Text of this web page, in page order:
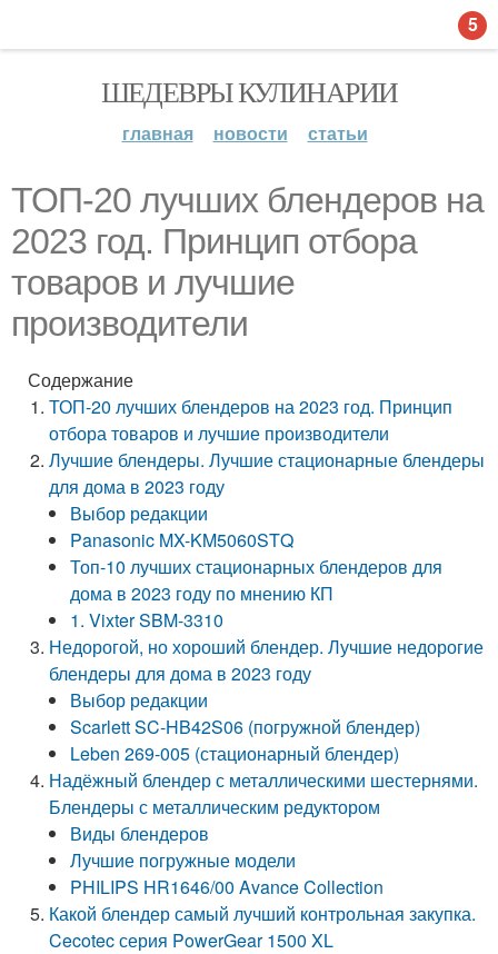
ШЕДЕВРЫ КУЛИНАРИИ
главная новости статьи
ТОП-20 лучших блендеров на
2023 год. Принцип отбора
товаров и лучшие
производители
Содержание
ТОП-20 лучших блендеров на 2023 год. Принцип
отбора товаров и лучшие производители
Лучшие блендеры. Лучшие стационарные блендеры
для дома в 2023 году
Выбор редакции
Panasonic MX-KM5060STQ
Топ-10 лучших стационарных блендеров для
дома в 2023 году по мнению КП
1. Vixter SBM-3310
Недорогой, но хороший блендер. Лучшие недорогие
блендеры для дома в 2023 году
Выбор редакции
Scarlett SC-HB42S06 (погружной блендер)
Leben 269-005 (стационарный блендер)
Надёжный блендер с металлическими шестернями.
Блендеры с металлическим редуктором
Виды блендеров
Лучшие погружные модели
PHILIPS HR1646/00 Avance Collection
Какой блендер самый лучший контрольная закупка.
Cecotec серия PowerGear 1500 XL
5